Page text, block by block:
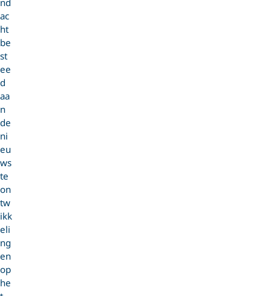
nd
ac
ht
be
st
ee
d
aa
n
de
ni
eu
ws
te
on
tw
ikk
eli
ng
en
op
he